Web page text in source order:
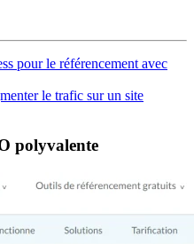
pour le référencement avec
le trafic sur un site
polyvalente